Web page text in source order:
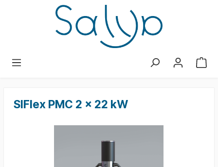
SlFlex PMC 2 x 22 kW